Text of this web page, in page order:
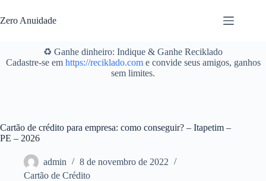
para
o
Zero Anuidade
♻️ Ganhe dinheiro: Indique & Ganhe Reciklado
Cadastre-se em https://reciklado.come convide seus amigos, ganhos
sem limites.
Cartão de crédito para empresa: como conseguir? – Itapetim –
PE – 2026
admin
8 de novembro de 2022
Cartão de Crédito